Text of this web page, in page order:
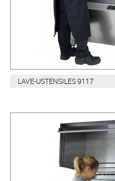
LAVE-USTENSILES 9117